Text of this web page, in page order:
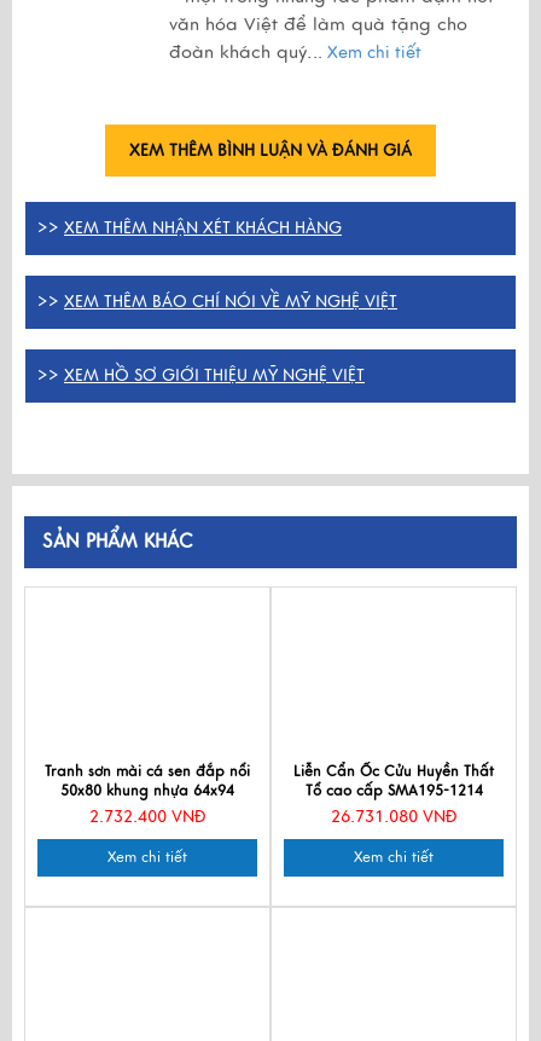
văn hóa Việt để làm quà tặng cho
đoàn khách quý... Xem chi tiết
XEM THÊM BÌNH LUẬN VÀ ĐÁNH GIÁ
>> XEM THÊM NHẬN XÉT KHÁCH HÀNG
>> XEM THÊM BÁO CHÍ NÓI VỀ MỸ NGHỆ VIỆT
>> XEM HỒ SƠ GIỚI THIỆU MỸ NGHỆ VIỆT
SẢN PHẨM KHÁC
Tranh sơn mài cá sen đắp nổi
50x80 khung nhựa 64x94
TSM693-3.1
2.732.400 VNĐ
Xem chi tiết
Liễn Cẩn Ốc Cửu Huyền Thất
Tổ cao cấp SMA195-1214
26.731.080 VNĐ
Xem chi tiết